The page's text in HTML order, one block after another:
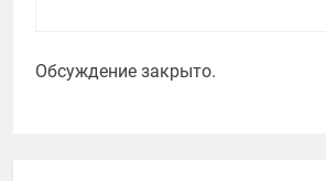
Обсуждение закрыто.